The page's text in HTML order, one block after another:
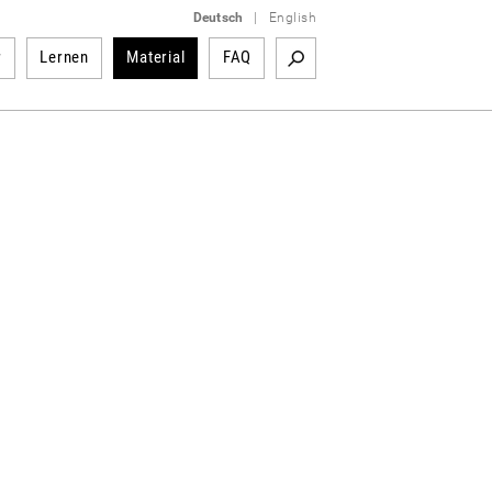
Deutsch English
Lernen Material FAQ